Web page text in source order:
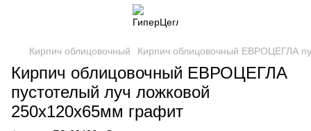
Кирпич облицовочный Кирпич облицовочный ЕВРОЦЕГЛА
Кирпич облицовочный ЕВРОЦЕГЛА
пустотелый луч ложковой
250х120х65мм графит